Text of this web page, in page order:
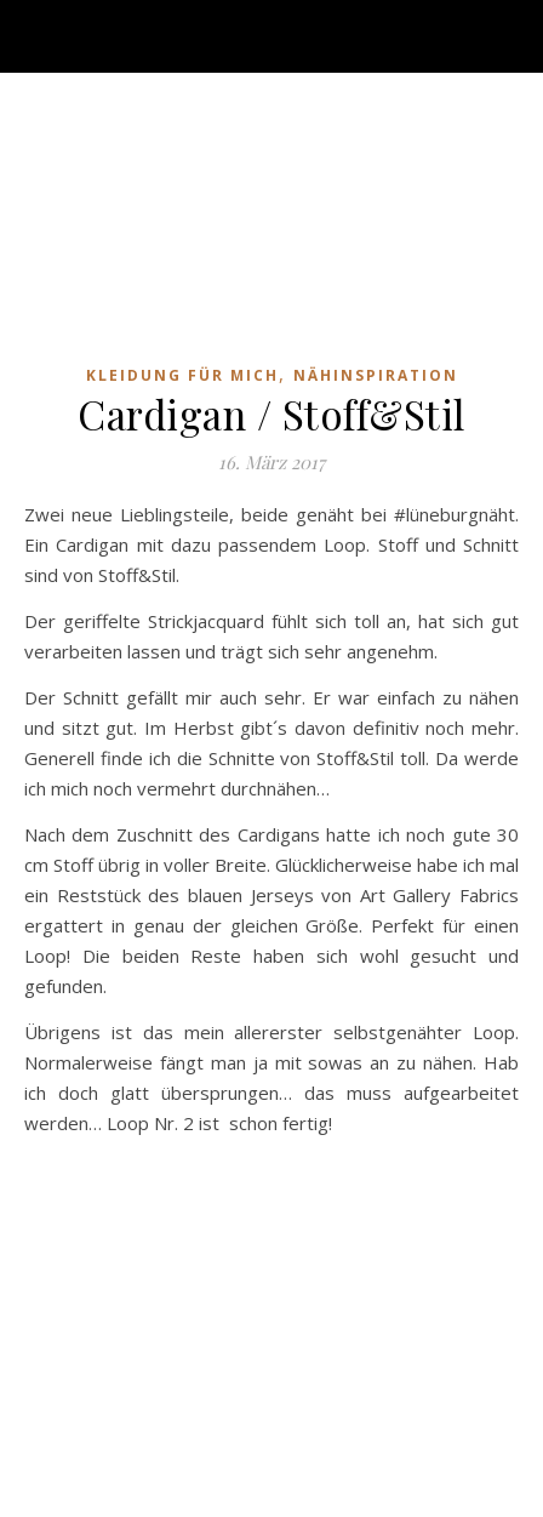
KLEIDUNG FÜR MICH , NÄHINSPIRATION
Cardigan / Stoff&Stil
16. März 2017
Zwei neue Lieblingsteile, beide genäht bei #lüneburgnäht.
Ein Cardigan mit dazu passendem Loop. Stoff und Schnitt
sind von Stoff&Stil.
Der geriffelte Strickjacquard fühlt sich toll an, hat sich gut
verarbeiten lassen und trägt sich sehr angenehm.
Der Schnitt gefällt mir auch sehr. Er war einfach zu nähen
und sitzt gut. Im Herbst gibt´s davon definitiv noch mehr.
Generell finde ich die Schnitte von Stoff&Stil toll. Da werde
ich mich noch vermehrt durchnähen…
Nach dem Zuschnitt des Cardigans hatte ich noch gute 30
cm Stoff übrig in voller Breite. Glücklicherweise habe ich mal
ein Reststück des blauen Jerseys von Art Gallery Fabrics
ergattert in genau der gleichen Größe. Perfekt für einen
Loop! Die beiden Reste haben sich wohl gesucht und
gefunden.
Übrigens ist das mein allererster selbstgenähter Loop.
Normalerweise fängt man ja mit sowas an zu nähen. Hab
ich doch glatt übersprungen… das muss aufgearbeitet
werden… Loop Nr. 2 ist schon fertig!